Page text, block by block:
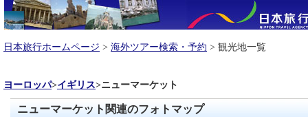
日本旅行ホームページ > 海外ツアー検索・予約 > 観光地一覧
ヨーロッパ>イギリス>ニューマーケット
ニューマーケット関連のフォトマップ